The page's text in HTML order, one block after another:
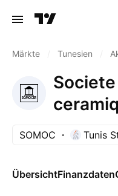
Märkte Tunesien
SOMOC Tunis
ÜbersichtFinanzdaten